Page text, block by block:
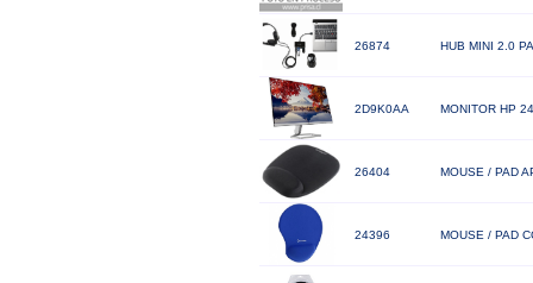
26874 HUB MINI 2.0
2D9K0AA MONITOR HP
26404 MOUSE / PAD
24396 MOUSE / PAD